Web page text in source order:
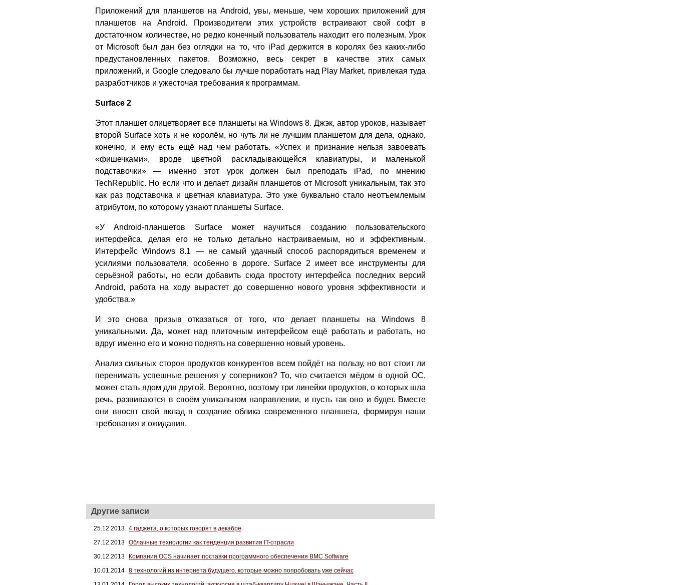
Приложений для планшетов на Android, увы, меньше, чем хороших приложений для
планшетов на Android. Производители этих устройств встраивают свой софт в
достаточном количестве, но редко конечный пользователь находит его полезным. Урок
от Microsoft был дан без оглядки на то, что iPad держится в королях без каких-либо
предустановленных пакетов. Возможно, весь секрет в качестве этих самых
приложений, и Google следовало бы лучше поработать над Play Market, привлекая туда
разработчиков и ужесточая требования к программам.
Surface 2
Этот планшет олицетворяет все планшеты на Windows 8. Джэк, автор уроков, называет
второй Surface хоть и не королём, но чуть ли не лучшим планшетом для дела, однако,
конечно, и ему есть ещё над чем работать. «Успех и признание нельзя завоевать
«фишечками», вроде цветной раскладывающейся клавиатуры, и маленькой
подставочки» — именно этот урок должен был преподать iPad, по мнению
TechRepublic. Но если что и делает дизайн планшетов от Microsoft уникальным, так это
как раз подставочка и цветная клавиатура. Это уже буквально стало неотъемлемым
атрибутом, по которому узнают планшеты Surface.
«У Android-планшетов Surface может научиться созданию пользовательского
интерфейса, делая его не только детально настраиваемым, но и эффективным.
Интерфейс Windows 8.1 — не самый удачный способ распорядиться временем и
усилиями пользователя, особенно в дороге. Surface 2 имеет все инструменты для
серьёзной работы, но если добавить сюда простоту интерфейса последних версий
Android, работа на ходу вырастет до совершенно нового уровня эффективности и
удобства.»
И это снова призыв отказаться от того, что делает планшеты на Windows 8
уникальными. Да, может над плиточным интерфейсом ещё работать и работать, но
вдруг именно его и можно поднять на совершенно новый уровень.
Анализ сильных сторон продуктов конкурентов всем пойдёт на пользу, но вот стоит ли
перенимать успешные решения у соперников? То, что считается мёдом в одной ОС,
может стать ядом для другой. Вероятно, поэтому три линейки продуктов, о которых шла
речь, развиваются в своём уникальном направлении, и пусть так оно и будет. Вместе
они вносят свой вклад в создание облика современного планшета, формируя наши
требования и ожидания.
Другие записи
25.12.2013 4 гаджета, о которых говорят в декабре
27.12.2013 Облачные технологии как тенденция развития IT-отрасли
30.12.2013
Компания OCS начинает поставки программного обеспечения BMC Software
10.01.2014 8 технологий из интернета будущего, которые можно попробовать уже сейчас